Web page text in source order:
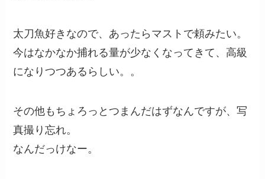
太刀魚好きなので、あったらマストで頼みたい。
今はなかなか捕れる量が少なくなってきて、高級
になりつつあるらしい。。
その他もちょろっとつまんだはずなんですが、写
真撮り忘れ。
なんだっけなー。